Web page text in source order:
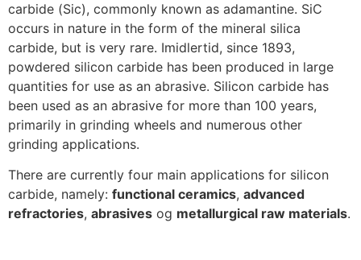
carbide (Sic), commonly known as adamantine. SiC
occurs in nature in the form of the mineral silica
carbide, but is very rare. Imidlertid, since 1893,
powdered silicon carbide has been produced in large
quantities for use as an abrasive. Silicon carbide has
been used as an abrasive for more than 100 years,
primarily in grinding wheels and numerous other
grinding applications.
There are currently four main applications for silicon
carbide, namely: functional ceramics, advanced
refractories, abrasives og metallurgical raw materials.